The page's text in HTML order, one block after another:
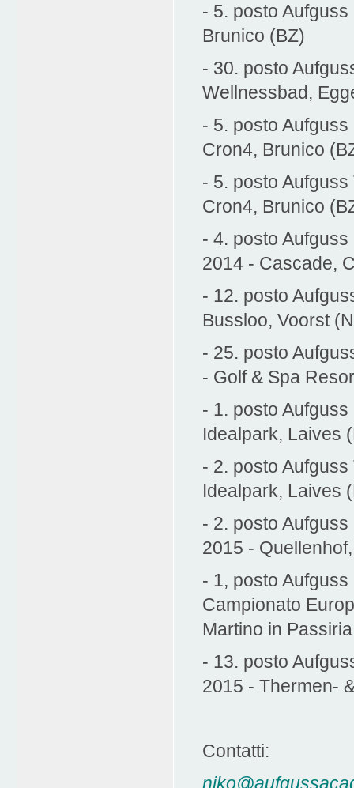
- 5. posto
Brunico (BZ)
- 30. posto
Wellnessbad,
- 5. posto
Cron4, Brunico
- 5. posto
Cron4, Brunico
- 4. posto
2014 - Cascade,
- 12. posto
Bussloo, Voorst
- 25. posto
- Golf & Spa
- 1. posto
Idealpark, Laives
- 2. posto
Idealpark, Laives
- 2. posto
2015 -
- 1, posto
Campionato
Martino in
- 13. posto
2015 - Thermen-
Contatti: